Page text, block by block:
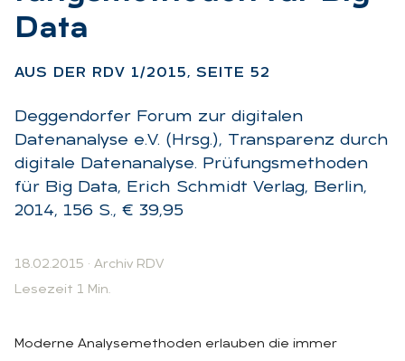
Data
AUS DER RDV 1/2015, SEI­TE 52
Deggendorfer Forum zur digitalen
Datenanalyse e.V. (Hrsg.), Transparenz durch
digitale Datenanalyse. Prüfungsmethoden
für Big Data, Erich Schmidt Verlag, Berlin,
2014, 156 S., € 39,95
18.02.2015 · Archiv RDV
Lesezeit 1 Min.
Moderne Analysemethoden erlauben die immer